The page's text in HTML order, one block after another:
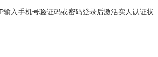
入手机号验证码或密码登录后激活实人认证状